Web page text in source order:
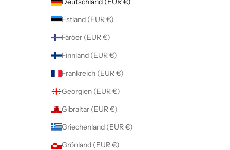
Estland (EUR €)
Färöer (EUR €)
Finnland (EUR €)
Frankreich (EUR €)
Georgien (EUR €)
Gibraltar (EUR €)
Griechenland (EUR €)
Grönland (EUR €)